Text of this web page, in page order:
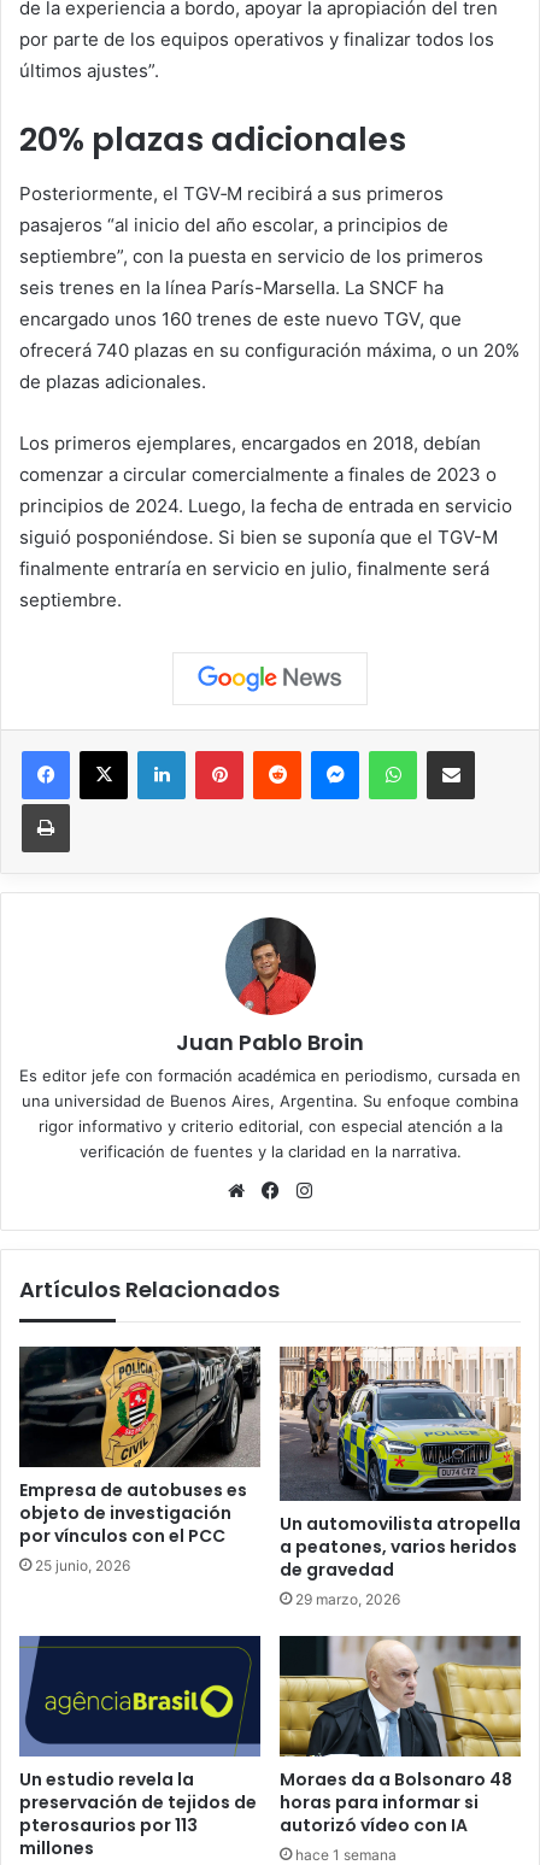
de la experiencia a bordo, apoyar la apropiación del tren
por parte de los equipos operativos y finalizar todos los
últimos ajustes”.
20% plazas adicionales
Posteriormente, el TGV‑M recibirá a sus primeros
pasajeros “al inicio del año escolar, a principios de
septiembre”, con la puesta en servicio de los primeros
seis trenes en la línea París-Marsella. La SNCF ha
encargado unos 160 trenes de este nuevo TGV, que
ofrecerá 740 plazas en su configuración máxima, o un 20%
de plazas adicionales.
Los primeros ejemplares, encargados en 2018, debían
comenzar a circular comercialmente a finales de 2023 o
principios de 2024. Luego, la fecha de entrada en servicio
siguió posponiéndose. Si bien se suponía que el TGV-M
finalmente entraría en servicio en julio, finalmente será
septiembre.
Facebook
X LinkedInPinterestReddit MessengerWhatsAppCompartir vía correo
Imprimir
Juan Pablo Broin
Es editor jefe con formación académica en periodismo, cursada en
una universidad de Buenos Aires, Argentina. Su enfoque combina
rigor informativo y criterio editorial, con especial atención a la
verificación de fuentes y la claridad en la narrativa.
Sitio
Facebook
Artículos Relacionados
Empresa de autobuses es
objeto de investigación
por vínculos con el PCC
25 junio, 2026
Un automovilista atropella
a peatones, varios heridos
de gravedad
29 marzo, 2026
Un estudio revela la
preservación de tejidos de
pterosaurios por 113
millones
Moraes da a Bolsonaro 48
horas para informar si
autorizó vídeo con IA
hace 1 semana